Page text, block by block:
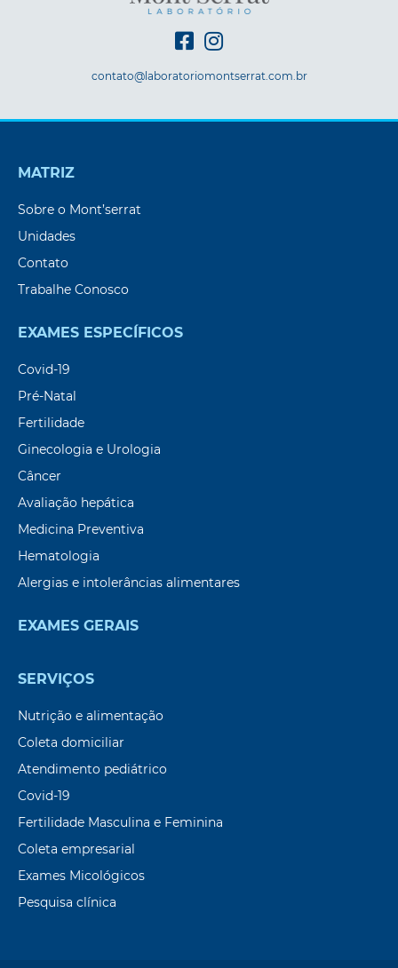
contato@laboratoriomontserrat.com.br
MATRIZ
Sobre o Mont’serrat
Unidades
Contato
Trabalhe Conosco
EXAMES ESPECÍFICOS
Covid-19
Pré-Natal
Fertilidade
Ginecologia e Urologia
Câncer
Avaliação hepática
Medicina Preventiva
Hematologia
Alergias e intolerâncias alimentares
EXAMES GERAIS
SERVIÇOS
Nutrição e alimentação
Coleta domiciliar
Atendimento pediátrico
Covid-19
Fertilidade Masculina e Feminina
Coleta empresarial
Exames Micológicos
Pesquisa clínica